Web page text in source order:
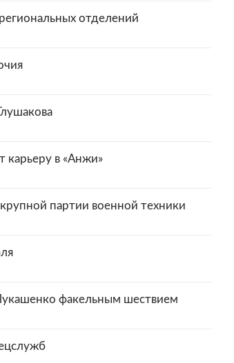
отделений
карьеру в «Анжи»
партии военной техники
факельным шествием